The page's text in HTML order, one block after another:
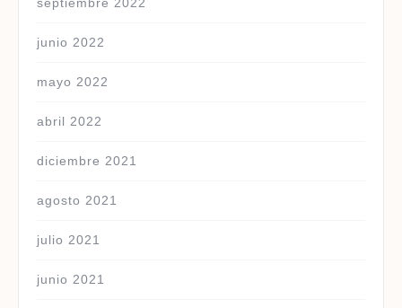
junio 2022
mayo 2022
abril 2022
diciembre 2021
agosto 2021
julio 2021
junio 2021